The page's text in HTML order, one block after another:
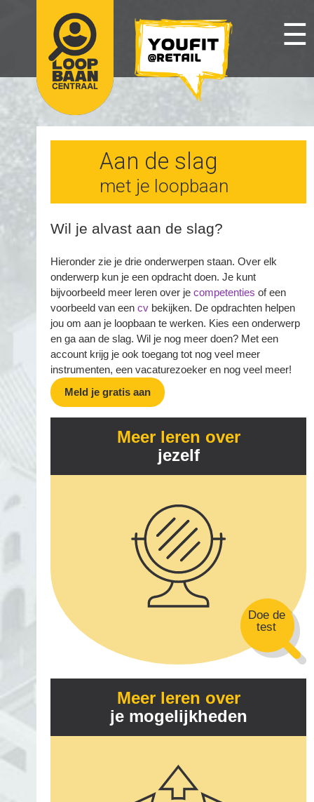
☰
Aan de slag
met je loopbaan
Wil je alvast aan de slag?
Hieronder zie je drie onderwerpen staan. Over elk
onderwerp kun je een opdracht doen. Je kunt
bijvoorbeeld meer leren over je competenties of een
voorbeeld van een cv bekijken. De opdrachten helpen
jou om aan je loopbaan te werken. Kies een onderwerp
en ga aan de slag. Wil je nog meer doen? Met een
account krijg je ook toegang tot nog veel meer
instrumenten, een vacaturezoeker en nog veel meer!
Meld je gratis aan
Meer leren over
jezelf
Doe de
test
Meer leren over
je mogelijkheden